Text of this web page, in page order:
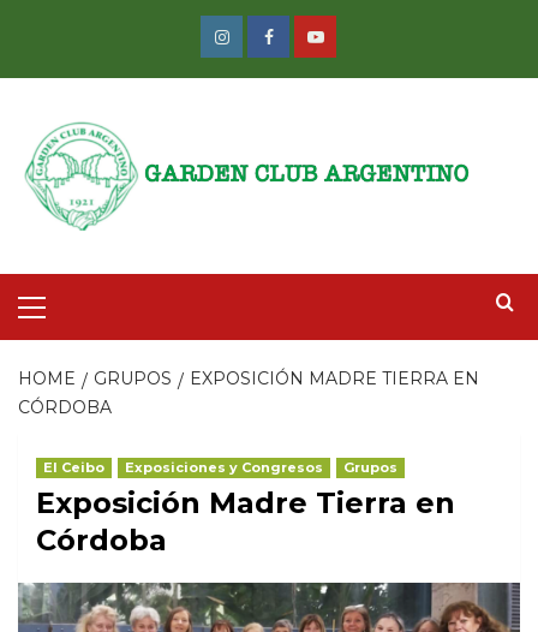
Instagram
FacebookYoutube
Menu
HOME GRUPOS
EXPOSICIÓN MADRE TIERRA EN
CÓRDOBA
El Ceibo Exposiciones y Congresos Grupos
Exposición Madre Tierra en
Córdoba